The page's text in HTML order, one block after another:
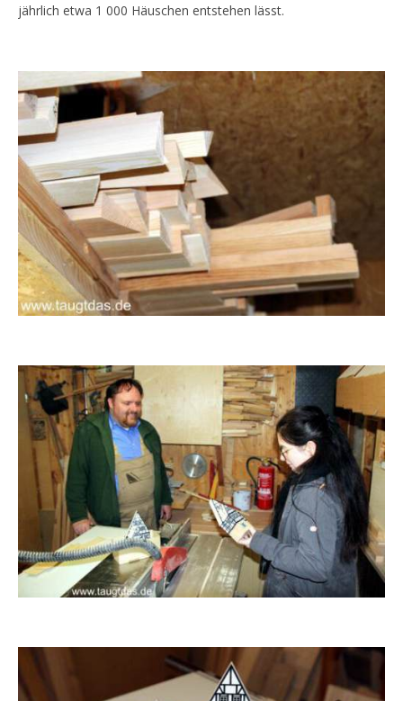
jährlich etwa 1 000 Häuschen entstehen lässt.